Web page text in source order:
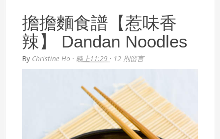
擔擔麵食譜【惹味香
辣】 Dandan Noodles
By Christine Ho · 晚上11:29 · 12 則留言